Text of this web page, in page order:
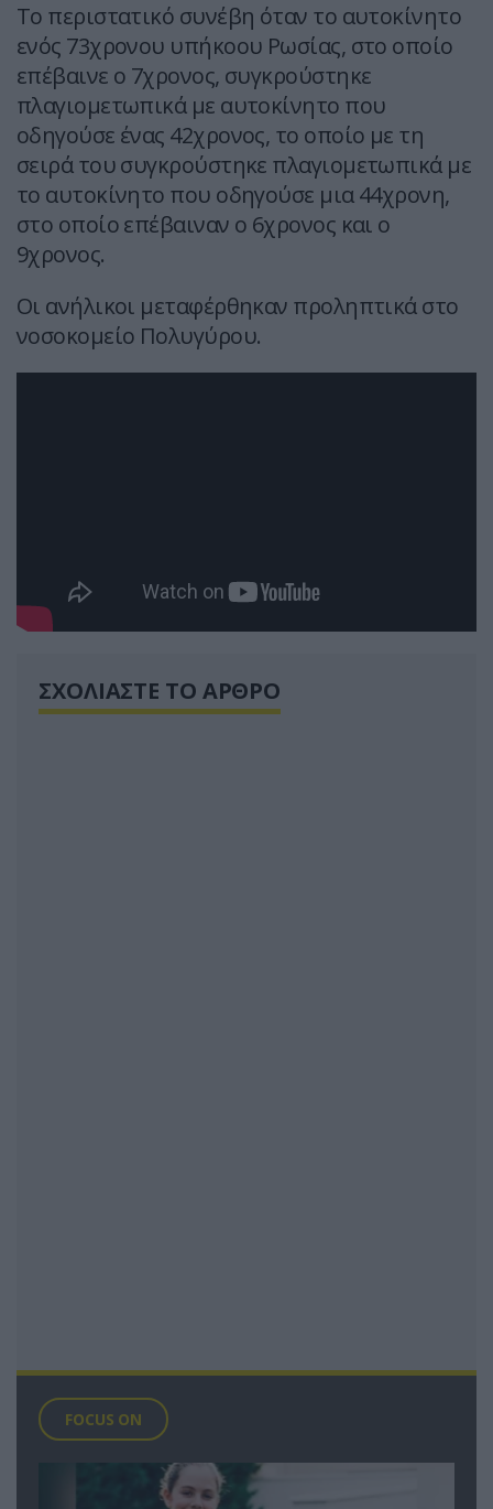
Το περιστατικό συνέβη όταν το αυτοκίνητο
ενός 73χρονου υπήκοου Ρωσίας, στο οποίο
επέβαινε ο 7χρονος, συγκρούστηκε
πλαγιομετωπικά με αυτοκίνητο που
οδηγούσε ένας 42χρονος, το οποίο με τη
σειρά του συγκρούστηκε πλαγιομετωπικά με
το αυτοκίνητο που οδηγούσε μια 44χρονη,
στο οποίο επέβαιναν ο 6χρονος και ο
9χρονος.
Οι ανήλικοι μεταφέρθηκαν προληπτικά στο
νοσοκομείο Πολυγύρου.
ΣΧΟΛΙΑΣΤΕ ΤΟ ΑΡΘΡΟ
FOCUS ON